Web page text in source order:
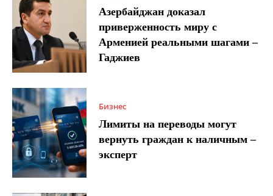
Азербайджан доказал
приверженность миру с
Арменией реальными шагами –
Гаджиев
Бизнес
Лимиты на переводы могут
вернуть граждан к наличным –
эксперт